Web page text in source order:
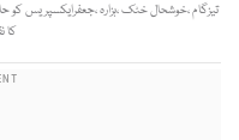
تیزگام ،خوشحال خٹک ،ہزارہ ،جعفرایکسپریس
کا